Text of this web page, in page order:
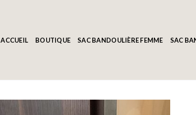
ACCUEIL BOUTIQUE SAC BANDOULIÈRE FEMME SAC